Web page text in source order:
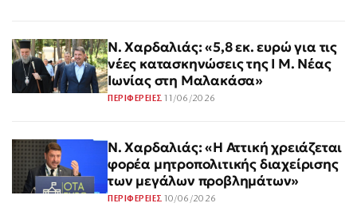
Ν. Χαρδαλιάς: «5,8 εκ. ευρώ για τις
νέες κατασκηνώσεις της Ι Μ. Νέας
Ιωνίας στη Μαλακάσα»
ΠΕΡΙΦΕΡΕΙΕΣ 11/06/2026
Ν. Χαρδαλιάς: «Η Αττική χρειάζεται
φορέα μητροπολιτικής διαχείρισης
των μεγάλων προβλημάτων»
ΠΕΡΙΦΕΡΕΙΕΣ 10/06/2026